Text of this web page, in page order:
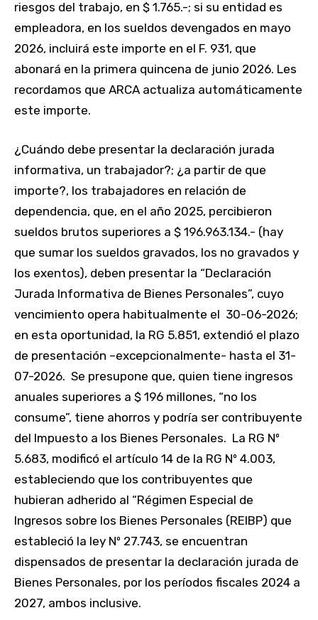
riesgos del trabajo, en $ 1.765.-; si su entidad es
empleadora, en los sueldos devengados en mayo
2026, incluirá este importe en el F. 931, que
abonará en la primera quincena de junio 2026. Les
recordamos que ARCA actualiza automáticamente
este importe.
¿Cuándo debe presentar la declaración jurada
informativa, un trabajador?; ¿a partir de que
importe?, los trabajadores en relación de
dependencia, que, en el año 2025, percibieron
sueldos brutos superiores a $ 196.963.134.- (hay
que sumar los sueldos gravados, los no gravados y
los exentos), deben presentar la “Declaración
Jurada Informativa de Bienes Personales”, cuyo
vencimiento opera habitualmente el 30-06-2026;
en esta oportunidad, la RG 5.851, extendió el plazo
de presentación –excepcionalmente- hasta el 31-
07-2026. Se presupone que, quien tiene ingresos
anuales superiores a $ 196 millones, “no los
consume”, tiene ahorros y podría ser contribuyente
del Impuesto a los Bienes Personales. La RG Nº
5.683, modificó el artículo 14 de la RG Nº 4.003,
estableciendo que los contribuyentes que
hubieran adherido al “Régimen Especial de
Ingresos sobre los Bienes Personales (REIBP) que
estableció la ley Nº 27.743, se encuentran
dispensados de presentar la declaración jurada de
Bienes Personales, por los períodos fiscales 2024 a
2027, ambos inclusive.